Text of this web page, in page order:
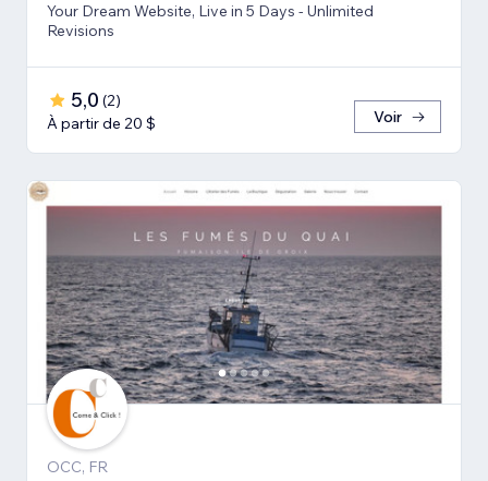
Your Dream Website, Live in 5 Days - Unlimited
Revisions
5,0 (2)
À partir de 20 $
Voir
OCC, FR